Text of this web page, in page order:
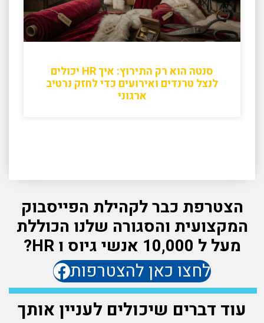
סנטה הוא רק התירוץ: איך HR יכולים
לנצל טרנדים ואירועים כדי לחזק נרטיב
ארגוני
הצטרפת כבר לקהילת הפייסבוק
המקצועית והסגורה שלנו הכוללת
מעל ל 10,000 אנשי גיוס ו HR?
לחצו כאן להצטרפות
עוד דברים שיכולים לעניין אותך